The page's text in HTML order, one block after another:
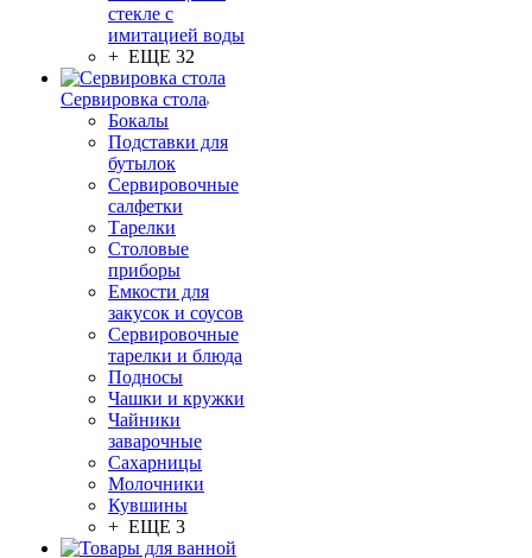
стекле с
имитацией воды
+ ЕЩЕ 32
Сервировка стола
Бокалы
Подставки для
бутылок
Сервировочные
салфетки
Тарелки
Столовые
приборы
Емкости для
закусок и соусов
Сервировочные
тарелки и блюда
Подносы
Чашки и кружки
Чайники
заварочные
Сахарницы
Молочники
Кувшины
+ ЕЩЕ 3